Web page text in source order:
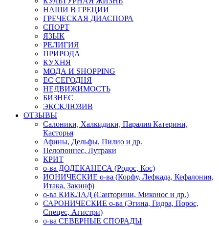
НАШИ В ГРЕЦИИ
ГРЕЧЕСКАЯ ДИАСПОРА
СПОРТ
ЯЗЫК
РЕЛИГИЯ
ПРИРОДА
КУХНЯ
МОДА И SHOPPING
ЕС СЕГОДНЯ
НЕДВИЖИМОСТЬ
БИЗНЕС
ЭКСКЛЮЗИВ
ОТЗЫВЫ
Салоники, Халкидики, Паралия Катерини,
Касторья
Афины, Дельфы, Пилио и др.
Пелопоннес, Лутраки
КРИТ
о-ва ДОДЕКАНЕСА (Родос, Кос)
ИОНИЧЕСКИЕ о-ва (Корфу, Лефкада, Кефалония,
Итака, Закинф)
о-ва КИКЛАД (Санторини, Миконос и др.)
САРОНИЧЕСКИЕ о-ва (Эгина, Гидра, Порос,
Спецес, Агистри)
о-ва СЕВЕРНЫЕ СПОРАДЫ